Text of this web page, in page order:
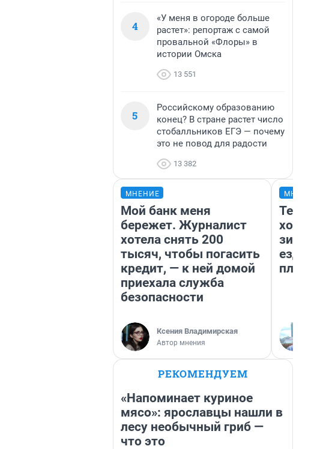
4
«У меня в огороде больше
растет»: репортаж с самой
провальной «Флоры» в
истории Омска
13 551
5
Российскому образованию
конец? В стране растет число
стобалльников ЕГЭ — почему
это не повод для радости
13 382
МНЕНИЕ
Мой банк меня
бережет. Журналист
хотела снять 200
тысяч, чтобы погасить
кредит, — к ней домой
приехала служба
безопасности
Ксения Владимирская
Автор мнения
ездит
РЕКОМЕНДУЕМ
«Напоминает куриное
мясо»: ярославцы нашли в
лесу необычный гриб —
что это